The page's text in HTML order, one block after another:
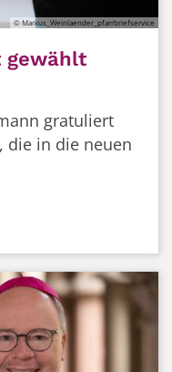
© Markus_Weinlaender_pfarrbriefservice
gewählt
gratuliert
die in die neuen